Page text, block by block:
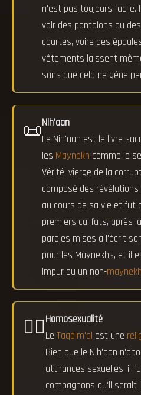
n'est pas toujours facile.
voir des pantalons ou
courtes, voire des
vêtements laissent
sans que cela ne gêne
📜Nih'aan
Le Nih'aan est le livre
les Maynekh comme le
Vérité, vierge de la
composé des
au cours de sa vie et fut
premiers califats, après
paroles mises à l'écrit
pour les Maynekhs, et il
impur ou un non-maynekh
🏳️‍🌈Homosexualité
Le Taqdim'al est une
Bien que le Nih'aan
attirances sexuelles, il
compagnons qu'il